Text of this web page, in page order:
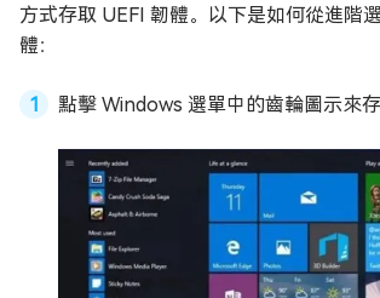
方式存取 UEFI 韌體。以下是如何從進階
體：
點擊 Windows 選單中的齒輪圖示來存